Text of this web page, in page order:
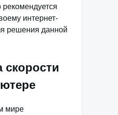
рекомендуется
интернет-
решения данной
скорости
мире